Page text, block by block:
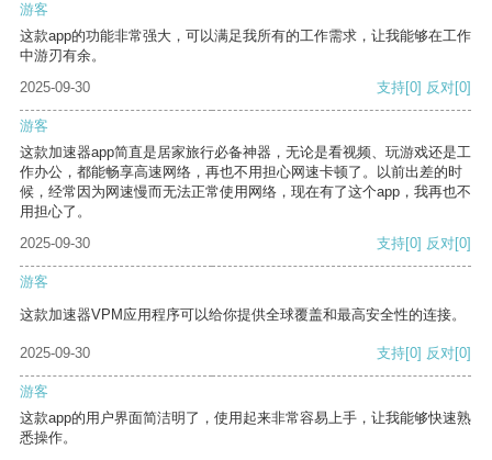
游客
这款app的功能非常强大，可以满足我所有的工作需求，让我能够在工作
中游刃有余。
2025-09-30
支持[0] 反对[0]
游客
这款加速器app简直是居家旅行必备神器，无论是看视频、玩游戏还是工
作办公，都能畅享高速网络，再也不用担心网速卡顿了。以前出差的时
候，经常因为网速慢而无法正常使用网络，现在有了这个app，我再也不
用担心了。
2025-09-30
支持[0] 反对[0]
游客
这款加速器VPM应用程序可以给你提供全球覆盖和最高安全性的连接。
2025-09-30 支持[0] 反对[0]
游客
这款app的用户界面简洁明了，使用起来非常容易上手，让我能够快速熟
悉操作。